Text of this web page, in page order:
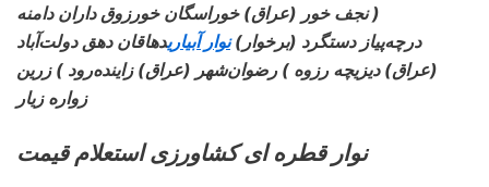
نجف خور (عراق) خوراسگان خورزوق داران دامنه )
درچه‌پیاز دستگرد (برخوار)نوار آبیاریدهاقان دهق دولت‌آباد
(عراق) دیزیچه رزوه ) رضوان‌شهر (عراق) زاینده‌رود ) زرین
زواره زیار
نوار قطره ای کشاورزی استعلام قیمت